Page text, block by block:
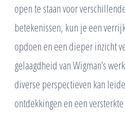
open te staan voor
betekenissen, kun je een
opdoen en een dieper inzicht
gelaagdheid van Wigman’s
diverse perspectieven kan
ontdekkingen en een